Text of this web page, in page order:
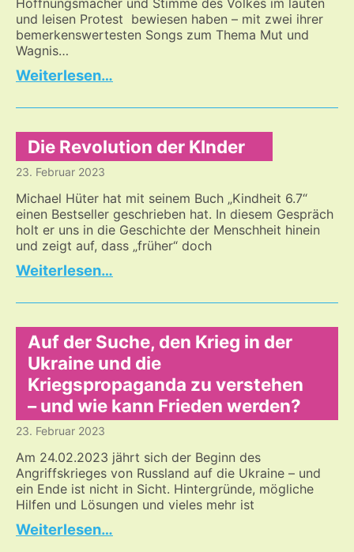
Hoffnungsmacher und Stimme des Volkes im lauten
und leisen Protest bewiesen haben – mit zwei ihrer
bemerkenswertesten Songs zum Thema Mut und
Wagnis…
…
mehr
Die Revolution der KInder
23. Februar 2023
Michael Hüter hat mit seinem Buch „Kindheit 6.7“
einen Bestseller geschrieben hat. In diesem Gespräch
holt er uns in die Geschichte der Menschheit hinein
und zeigt auf, dass „früher“ doch
…
der
Auf der Suche, den Krieg in der
Ukraine und die
Kriegspropaganda zu verstehen
– und wie kann Frieden werden?
23. Februar 2023
Am 24.02.2023 jährt sich der Beginn des
Angriffskrieges von Russland auf die Ukraine – und
ein Ende ist nicht in Sicht. Hintergründe, mögliche
Hilfen und Lösungen und vieles mehr ist
…